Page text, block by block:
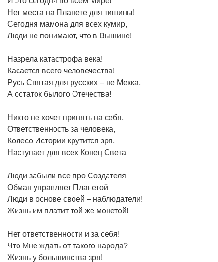
Нет места на Планете для тишины!
Сегодня мамона для всех кумир,
Люди не понимают, что в Вышине!
Назрела катастрофа века!
Касается всего человечества!
Русь Святая для русских – не Мекка,
А остаток былого Отечества!
Никто не хочет принять на себя,
Ответственность за человека,
Колесо Истории крутится зря,
Наступает для всех Конец Света!
Люди забыли все про Создателя!
Обман управляет Планетой!
Люди в основе своей – наблюдатели!
Жизнь им платит той же монетой!
Нет ответственности и за себя!
Что Мне ждать от такого народа?
Жизнь у большинства зря!